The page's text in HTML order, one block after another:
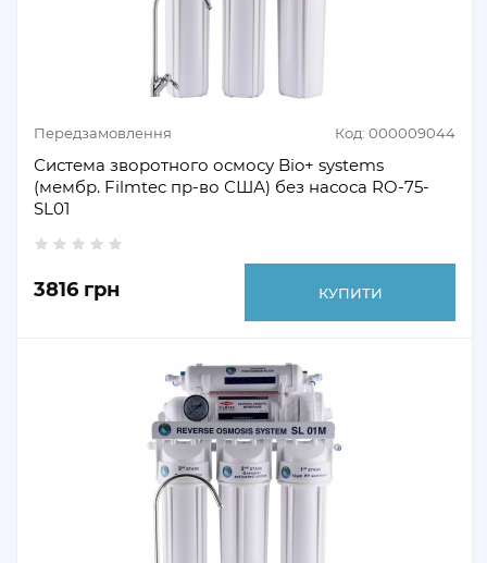
Передзамовлення Код: 000009044
Система зворотного осмосу Bio+ systems
(мембр. Filmtec пр-во США) без насоса RO-75-
SL01
3816 грн КУПИТИ